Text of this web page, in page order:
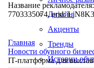
Дизайн
Акценты
Тренды
Истории
Название
7703335074, erid:
Главная
Новости обувного
IT-платформа для